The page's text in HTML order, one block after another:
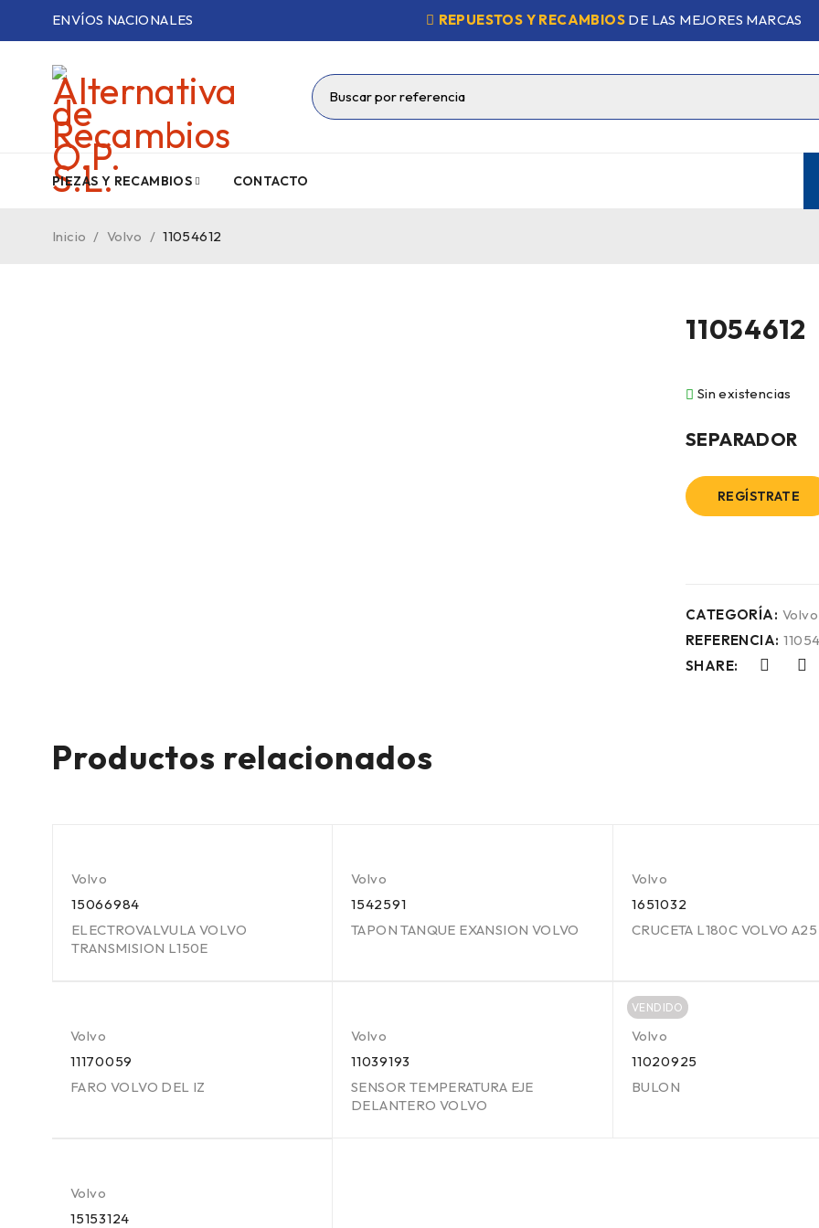
ENVÍOS NACIONALES REPUESTOS Y RECAMBIOS DE LAS MEJORES MARCAS
PIEZAS Y RECAMBIOS CONTACTO
Inicio / Volvo / 11054612
11054612
Sin existencias
SEPARADOR
REGÍSTRATE
CATEGORÍA: Volvo
REFERENCIA:
SHARE:
Productos relacionados
Volvo
15066984
ELECTROVALVULA VOLVO
TRANSMISION L150E
Volvo
1542591
TAPON TANQUE EXANSION VOLVO
Volvo
1651032
CRUCETA L180C VOLVO A25
Volvo
11170059
FARO VOLVO DEL IZ
Volvo
11039193
SENSOR TEMPERATURA EJE
DELANTERO VOLVO
VENDIDO
Volvo
11020925
BULON
Volvo
15153124